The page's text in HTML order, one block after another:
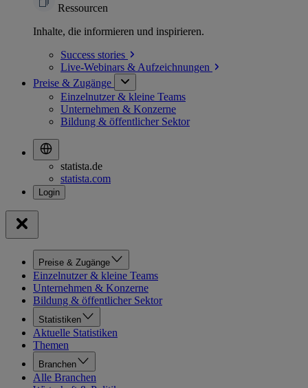
Ressourcen
Inhalte, die informieren und inspirieren.
Success stories
Live-Webinars & Aufzeichnungen
Preise & Zugänge
Einzelnutzer & kleine Teams
Unternehmen & Konzerne
Bildung & öffentlicher Sektor
statista.de
statista.com
Preise & Zugänge
Einzelnutzer & kleine Teams
Unternehmen & Konzerne
Bildung & öffentlicher Sektor
Statistiken
Aktuelle Statistiken
Themen
Branchen
Alle Branchen